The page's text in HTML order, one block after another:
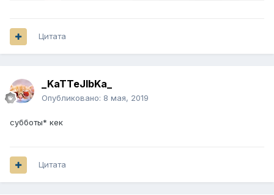
Цитата
_KaTTeJlbKa_
Опубликовано: 8 мая, 2019
субботы* кек
Цитата